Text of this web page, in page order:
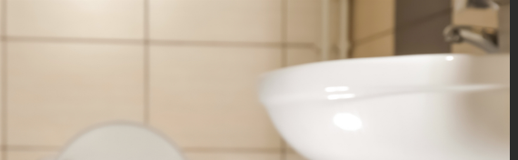
odstraňování chyb, Poskytování a zobrazování reklamy a obsahu,
Ukládání a sdělování voleb ochrany osobních údajů.